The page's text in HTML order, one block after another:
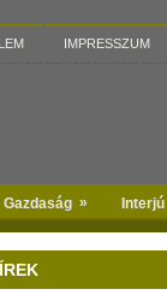
IMPRESSZUM
Gazdaság » Interjú